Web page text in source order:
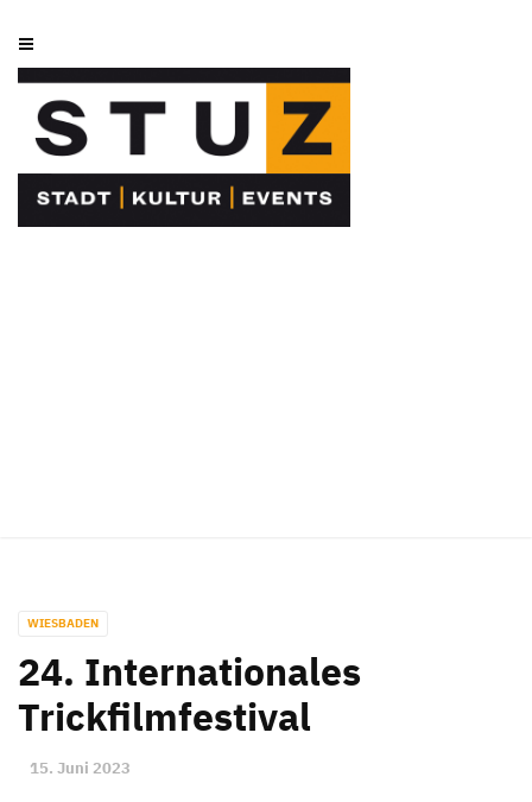
WIESBADEN
24. Internationales
Trickfilmfestival
15. Juni 2023